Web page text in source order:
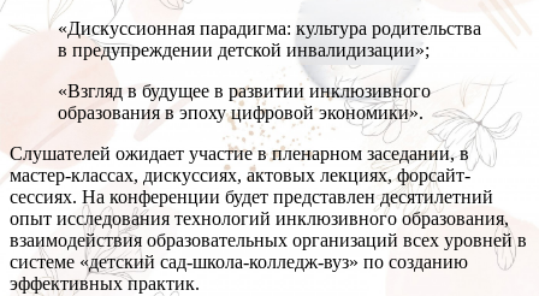
«Дискуссионная парадигма: культура родительства
в предупреждении детской инвалидизации»;
«Взгляд в будущее в развитии инклюзивного
образования в эпоху цифровой экономики».
Слушателей ожидает участие в пленарном заседании, в
мастер-классах, дискуссиях, актовых лекциях, форсайт-
сессиях. На конференции будет представлен десятилетний
опыт исследования технологий инклюзивного образования,
взаимодействия образовательных организаций всех уровней в
системе «детский сад-школа-колледж-вуз» по созданию
эффективных практик.